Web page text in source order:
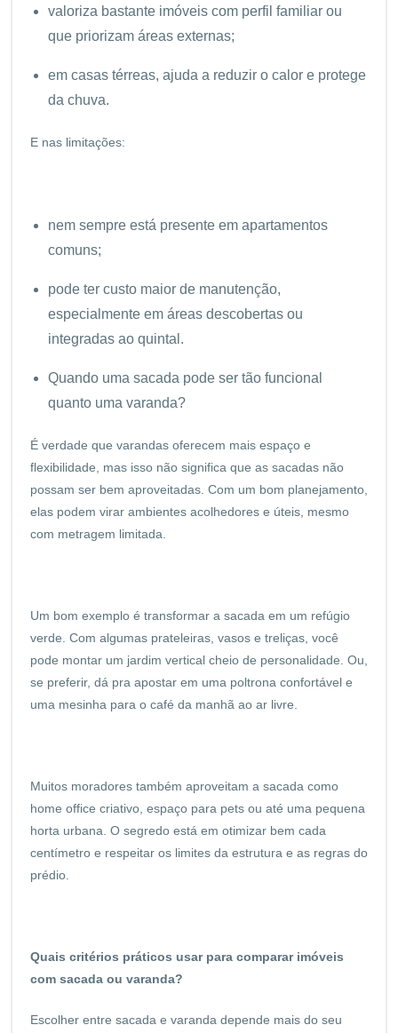
valoriza bastante imóveis com perfil familiar ou
que priorizam áreas externas;
em casas térreas, ajuda a reduzir o calor e protege
da chuva.
E nas limitações:
nem sempre está presente em apartamentos
comuns;
pode ter custo maior de manutenção,
especialmente em áreas descobertas ou
integradas ao quintal.
Quando uma sacada pode ser tão funcional
quanto uma varanda?
É verdade que varandas oferecem mais espaço e
flexibilidade, mas isso não significa que as sacadas não
possam ser bem aproveitadas. Com um bom planejamento,
elas podem virar ambientes acolhedores e úteis, mesmo
com metragem limitada.
Um bom exemplo é transformar a sacada em um refúgio
verde. Com algumas prateleiras, vasos e treliças, você
pode montar um jardim vertical cheio de personalidade. Ou,
se preferir, dá pra apostar em uma poltrona confortável e
uma mesinha para o café da manhã ao ar livre.
Muitos moradores também aproveitam a sacada como
home office criativo, espaço para pets ou até uma pequena
horta urbana. O segredo está em otimizar bem cada
centímetro e respeitar os limites da estrutura e as regras do
prédio.
Quais critérios práticos usar para comparar imóveis
com sacada ou varanda?
Escolher entre sacada e varanda depende mais do seu